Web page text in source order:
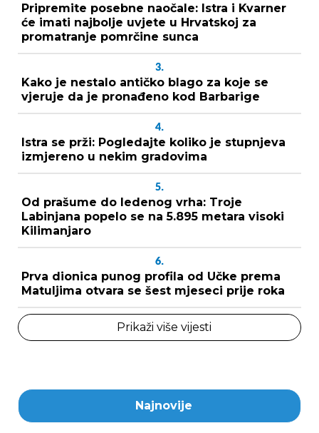
Pripremite posebne naočale: Istra i Kvarner
će imati najbolje uvjete u Hrvatskoj za
promatranje pomrčine sunca
3.
Kako je nestalo antičko blago za koje se
vjeruje da je pronađeno kod Barbarige
4.
Istra se prži: Pogledajte koliko je stupnjeva
izmjereno u nekim gradovima
5.
Od prašume do ledenog vrha: Troje
Labinjana popelo se na 5.895 metara visoki
Kilimanjaro
6.
Prva dionica punog profila od Učke prema
Matuljima otvara se šest mjeseci prije roka
Prikaži više vijesti
Najnovije